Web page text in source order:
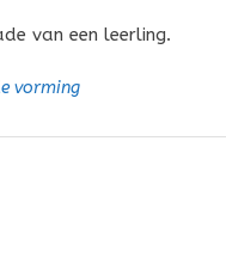
van een leerling.
vorming